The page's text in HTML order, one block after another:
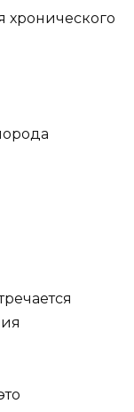
хронического